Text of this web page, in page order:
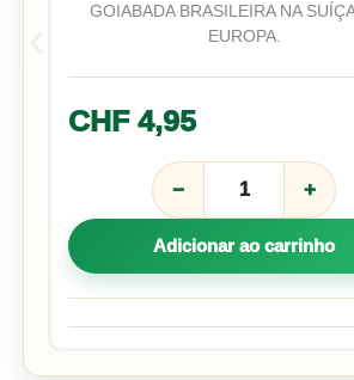
GOIABADA BRASILEIRA NA
EUROPA.
CHF4,95
PINDUCA
300G
quantidade
− +
Adicionar ao carrinho